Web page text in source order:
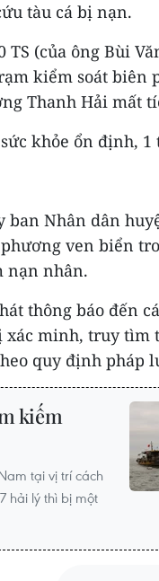
tàu cá bị nạn.
(của ông Bùi
kiểm soát biên
Thanh Hải mất
khỏe ổn định, 1
ban Nhân dân
ven biển
nạn nhân.
thông báo đến
xác minh, truy tìm
quy định pháp
kiếm
tại vị trí cách
hải lý thì bị một